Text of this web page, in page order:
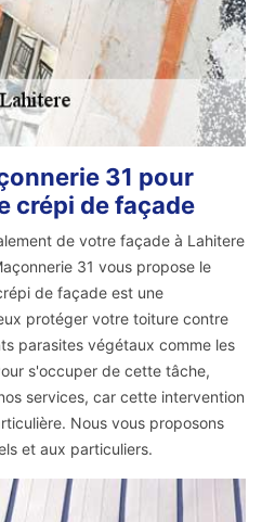
31 pour
crépi de façade
de votre façade à Lahitere
31 vous propose le
de façade est une
protéger votre toiture contre
parasites végétaux comme les
s'occuper de cette tâche,
services, car cette intervention
Nous vous proposons
et aux particuliers.